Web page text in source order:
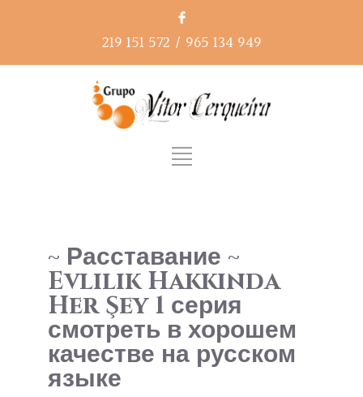
219 151 572 / 965 134 949
~ Расставание ~
Evlilik Hakkında
Her Şey 1 серия
смотреть в хорошем
качестве на русском
языке